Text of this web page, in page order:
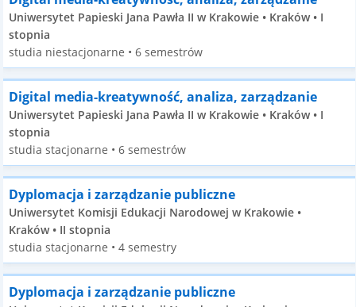
Uniwersytet Papieski Jana Pawła II w Krakowie • Kraków • I
stopnia
studia niestacjonarne • 6 semestrów
Digital media-kreatywność, analiza, zarządzanie
Uniwersytet Papieski Jana Pawła II w Krakowie • Kraków • I
stopnia
studia stacjonarne • 6 semestrów
Dyplomacja i zarządzanie publiczne
Uniwersytet Komisji Edukacji Narodowej w Krakowie •
Kraków • II stopnia
studia stacjonarne • 4 semestry
Dyplomacja i zarządzanie publiczne